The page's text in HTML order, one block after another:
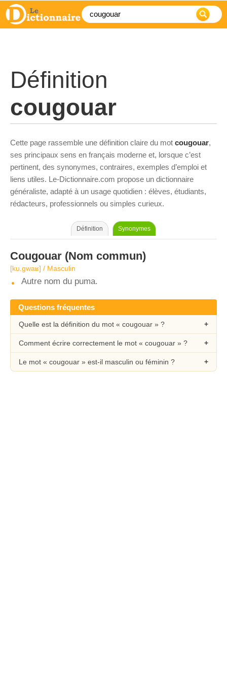
Définition
cougouar
Cette page rassemble une définition claire du mot cougouar,
ses principaux sens en français moderne et, lorsque c’est
pertinent, des synonymes, contraires, exemples d’emploi et
liens utiles. Le-Dictionnaire.com propose un dictionnaire
généraliste, adapté à un usage quotidien : élèves, étudiants,
rédacteurs, professionnels ou simples curieux.
Définition Synonymes
Cougouar (Nom commun)
[ku.ɡwaʁ] / Masculin
Autre nom du puma.
Questions fréquentes
Quelle est la définition du mot « cougouar » ?
Comment écrire correctement le mot « cougouar » ?
Le mot « cougouar » est-il masculin ou féminin ?